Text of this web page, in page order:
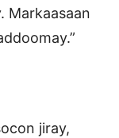
Markaasaan
jiray,